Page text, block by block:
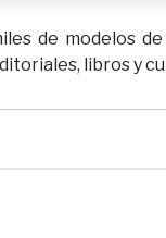
de modelos
libros y